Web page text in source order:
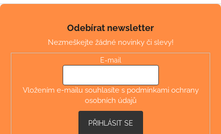
Z
Odebírat newsletter
Nezmeškejte žádné novinky či slevy!
E-mail
Vložením e-mailu souhlasíte s podmínkami ochrany
osobních údajů
PŘIHLÁSIT SE